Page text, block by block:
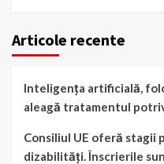
Articole recente
Inteligența artificială,
aleagă tratamentul
Consiliul UE oferă stagii
dizabilități. Înscrierile